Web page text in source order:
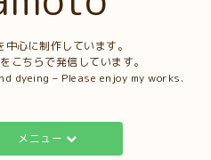
心に制作しています。
こちらで発信しています。
– Please enjoy my works.
メニュー